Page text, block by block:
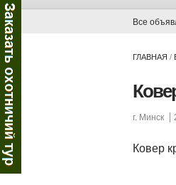
Все
ГЛАВНАЯ /
г. Минск
Ковер